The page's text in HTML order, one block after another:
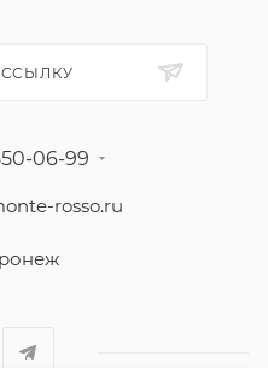
06-99
rosso.ru